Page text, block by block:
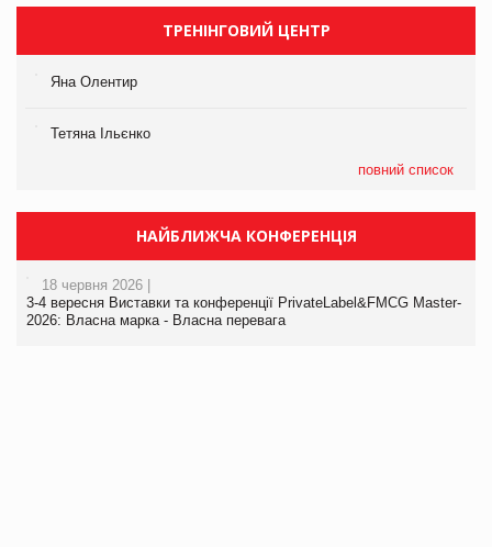
ТРЕНІНГОВИЙ ЦЕНТР
Яна Олентир
Тетяна Ільєнко
повний список
НАЙБЛИЖЧА КОНФЕРЕНЦІЯ
18 червня 2026 |
3-4 вересня Виставки та конференції PrivateLabel&FMCG Master-
2026: Власна марка - Власна перевага